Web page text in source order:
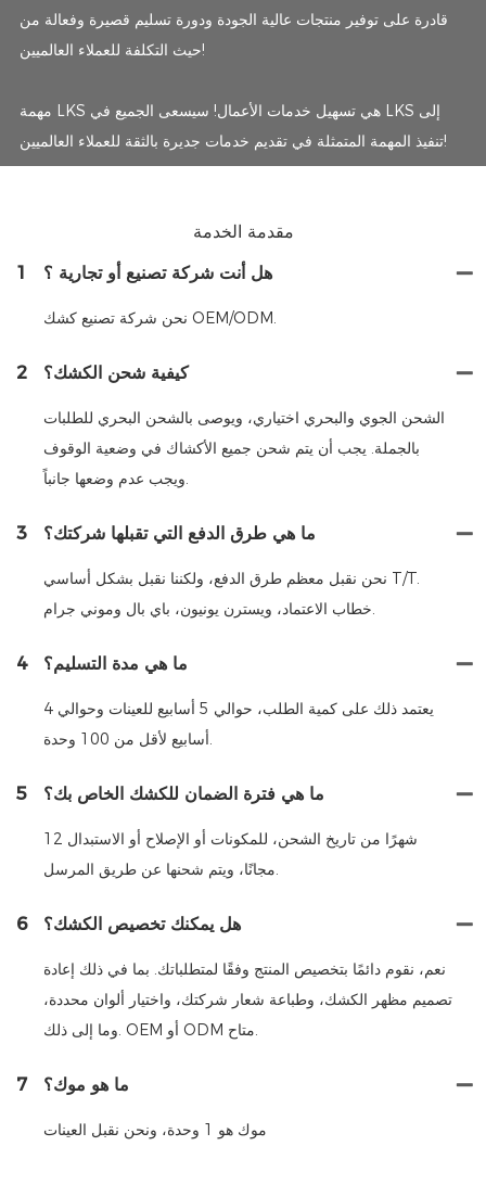
قادرة على توفير منتجات عالية الجودة ودورة تسليم قصيرة وفعالة من
حيث التكلفة للعملاء العالميين!
مهمة LKS هي تسهيل خدمات الأعمال! سيسعى الجميع في LKS إلى
تنفيذ المهمة المتمثلة في تقديم خدمات جديرة بالثقة للعملاء العالميين!
مقدمة الخدمة
1
هل أنت شركة تصنيع أو تجارية ؟
نحن شركة تصنيع كشك OEM/ODM.
2 كيفية شحن الكشك؟
الشحن الجوي والبحري اختياري، ويوصى بالشحن البحري للطلبات
بالجملة. يجب أن يتم شحن جميع الأكشاك في وضعية الوقوف
3 ما هي طرق الدفع التي تقبلها شركتك؟
نحن نقبل معظم طرق الدفع، ولكننا نقبل بشكل أساسي T/T.
4 ما هي مدة التسليم؟
يعتمد ذلك على كمية الطلب، حوالي 5 أسابيع للعينات وحوالي 4
5 ما هي فترة الضمان للكشك الخاص بك؟
12 شهرًا من تاريخ الشحن، للمكونات أو الإصلاح أو الاستبدال
6 هل يمكنك تخصيص الكشك؟
نعم، نقوم دائمًا بتخصيص المنتج وفقًا لمتطلباتك. بما في ذلك إعادة
تصميم مظهر الكشك، وطباعة شعار شركتك، واختيار ألوان محددة،
7 ما هو موك؟
موك هو 1 وحدة، ونحن نقبل العينات